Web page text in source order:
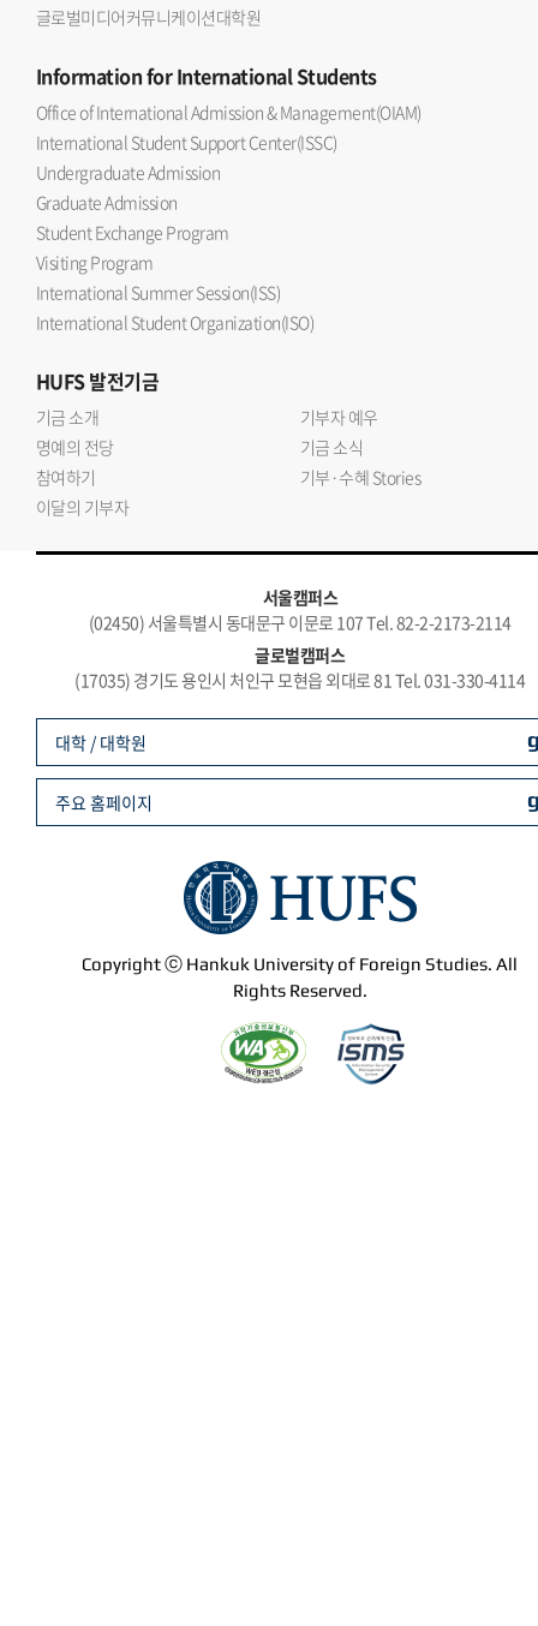
글로벌미디어커뮤니케이션대학원
Informationfor International Students
Office of International Admission & Management(OIAM)
International Student Support Center(ISSC)
Undergraduate Admission
Graduate Admission
Student Exchange Program
Visiting Program
International Summer Session(ISS)
International Student Organization(ISO)
HUFS발전기금
기금 소개
기부자 예우
명예의 전당
기금 소식
참여하기
기부·수혜 Stories
이달의 기부자
서울캠퍼스
(02450) 서울특별시 동대문구 이문로 107 Tel. 82-2-2173-2114
글로벌캠퍼스
(17035) 경기도 용인시 처인구 모현읍 외대로 81 Tel. 031-330-4114
Copyright ⓒ Hankuk University of Foreign Studies. All
Rights Reserved.
대학 / 대학원
주요 홈페이지